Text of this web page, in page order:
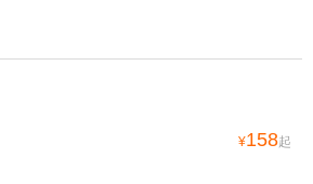
¥158起